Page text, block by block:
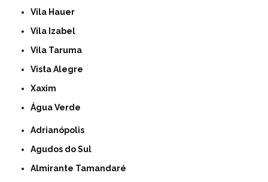
Vila Hauer
Vila Izabel
Vila Taruma
Vista Alegre
Xaxim
Água Verde
Adrianópolis
Agudos do Sul
Almirante Tamandaré